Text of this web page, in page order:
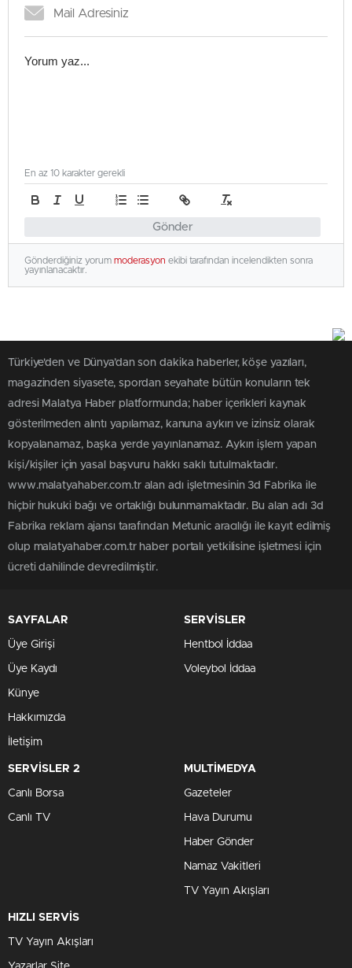
Gönder
En az 10 karakter gerekli
Gönderdiğiniz yorum moderasyon ekibi tarafından incelendikten sonra
yayınlanacaktır.
Türkiye'den ve Dünya’dan son dakika haberler, köşe yazıları,
magazinden siyasete, spordan seyahate bütün konuların tek
adresi Malatya Haber platformunda; haber içerikleri kaynak
gösterilmeden alıntı yapılamaz, kanuna aykırı ve izinsiz olarak
kopyalanamaz, başka yerde yayınlanamaz. Aykırı işlem yapan
kişi/kişiler için yasal başvuru hakkı saklı tutulmaktadır.
www.malatyahaber.com.tr alan adı işletmesinin 3d Fabrika ile
hiçbir hukuki bağı ve ortaklığı bulunmamaktadır. Bu alan adı 3d
Fabrika reklam ajansı tarafından Metunic aracılığı ile kayıt edilmiş
olup malatyahaber.com.tr haber portalı yetkilisine işletmesi için
ücreti dahilinde devredilmiştir.
SAYFALAR
Üye Girişi
Üye Kaydı
Künye
Hakkımızda
İletişim
SERVİSLER
Hentbol İddaa
Voleybol İddaa
SERVİSLER 2
Canlı Borsa
Canlı TV
MULTİMEDYA
Gazeteler
Hava Durumu
Haber Gönder
Namaz Vakitleri
TV Yayın Akışları
HIZLI SERVİS
TV Yayın Akışları